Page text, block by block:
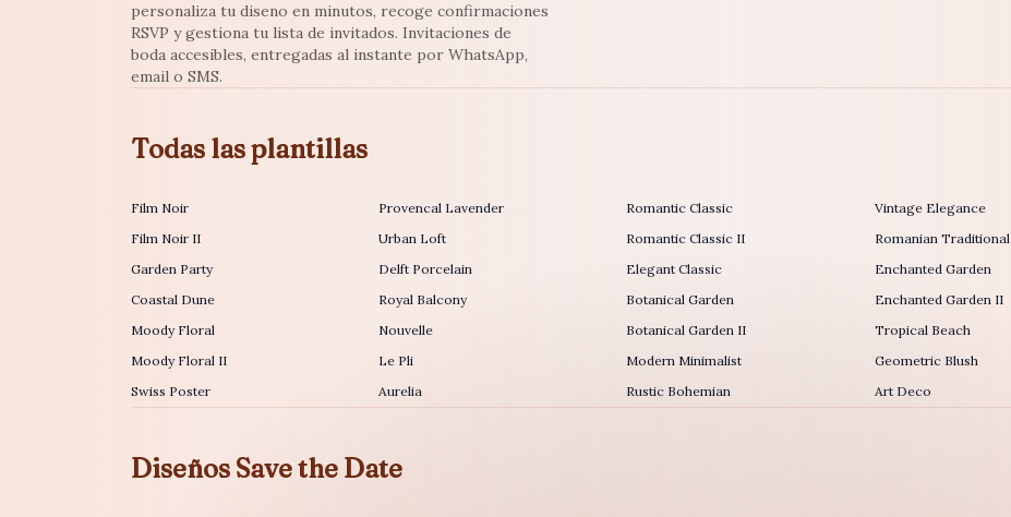
personaliza tu diseno en minutos, recoge confirmaciones
RSVP y gestiona tu lista de invitados. Invitaciones de
boda accesibles, entregadas al instante por WhatsApp,
email o SMS.
Todas las plantillas
Film Noir
Film Noir II
Garden Party
Coastal Dune
Moody Floral
Moody Floral II
Swiss Poster
Provencal Lavender
Urban Loft
Delft Porcelain
Royal Balcony
Nouvelle
Le Pli
Aurelia
Romantic Classic
Romantic Classic II
Elegant Classic
Botanical Garden
Botanical Garden II
Modern Minimalist
Rustic Bohemian
Vintage Elegance
Romanian Traditional
Enchanted Garden
Enchanted Garden II
Tropical Beach
Geometric Blush
Art Deco
Diseños Save the Date